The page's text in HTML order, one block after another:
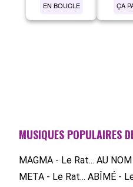
EN BOUCLE ÇA
MUSIQUES POPULAIRES
MAGMA - Le Rat... AU
META - Le Rat... ABÎMÉ -